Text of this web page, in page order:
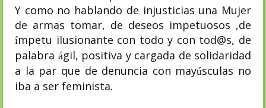
Y como no hablando de injusticias una Mujer
de armas tomar, de deseos impetuosos ,de
ímpetu ilusionante con todo y con tod@s, de
palabra ágil, positiva y cargada de solidaridad
a la par que de denuncia con mayúsculas no
iba a ser feminista.